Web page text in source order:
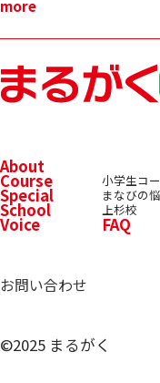
more
About
Course 小学生コ
Special まなびの
School 上杉校
Voice FAQ
お問い合わせ
©2025 まるがく